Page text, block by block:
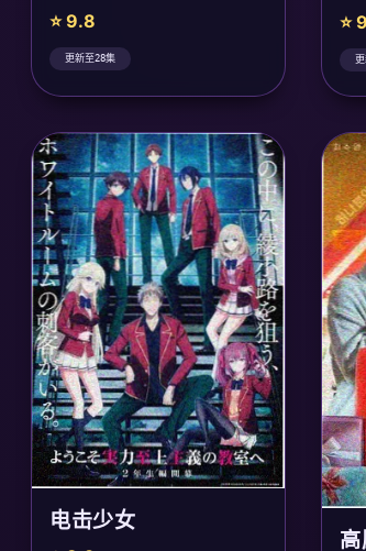
⭐ 9.8
更新至28集
⭐
电击少女